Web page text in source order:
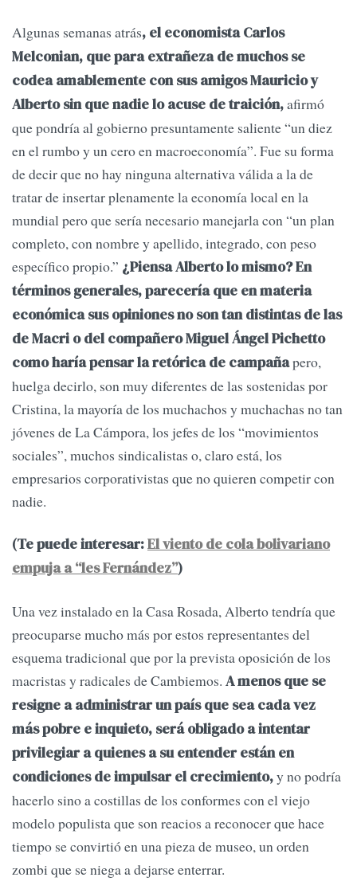
Algunas semanas atrás, el economista Carlos
Melconian, que para extrañeza de muchos se
codea amablemente con sus amigos Mauricio y
Alberto sin que nadie lo acuse de traición,afirmó
que pondría al gobierno presuntamente saliente “un diez
en el rumbo y un cero en macroeconomía”. Fue su forma
de decir que no hay ninguna alternativa válida a la de
tratar de insertar plenamente la economía local en la
mundial pero que sería necesario manejarla con “un plan
completo, con nombre y apellido, integrado, con peso
específico propio.” ¿Piensa Alberto lo mismo? En
términos generales, parecería que en materia
económica sus opiniones no son tan distintas de las
de Macri o del compañero Miguel Ángel Pichetto
como haría pensar la retórica de campañapero,
huelga decirlo, son muy diferentes de las sostenidas por
Cristina, la mayoría de los muchachos y muchachas no tan
jóvenes de La Cámpora, los jefes de los “movimientos
sociales”, muchos sindicalistas o, claro está, los
empresarios corporativistas que no quieren competir con
nadie.
(Te puede interesar:El viento de cola bolivariano
empuja a “les Fernández”)
Una vez instalado en la Casa Rosada, Alberto tendría que
preocuparse mucho más por estos representantes del
esquema tradicional que por la prevista oposición de los
macristas y radicales de Cambiemos. A menos que se
resigne a administrar un país que sea cada vez
más pobre e inquieto, será obligado a intentar
privilegiar a quienes a su entender están en
condiciones de impulsar el crecimiento,y no podría
hacerlo sino a costillas de los conformes con el viejo
modelo populista que son reacios a reconocer que hace
tiempo se convirtió en una pieza de museo, un orden
zombi que se niega a dejarse enterrar.